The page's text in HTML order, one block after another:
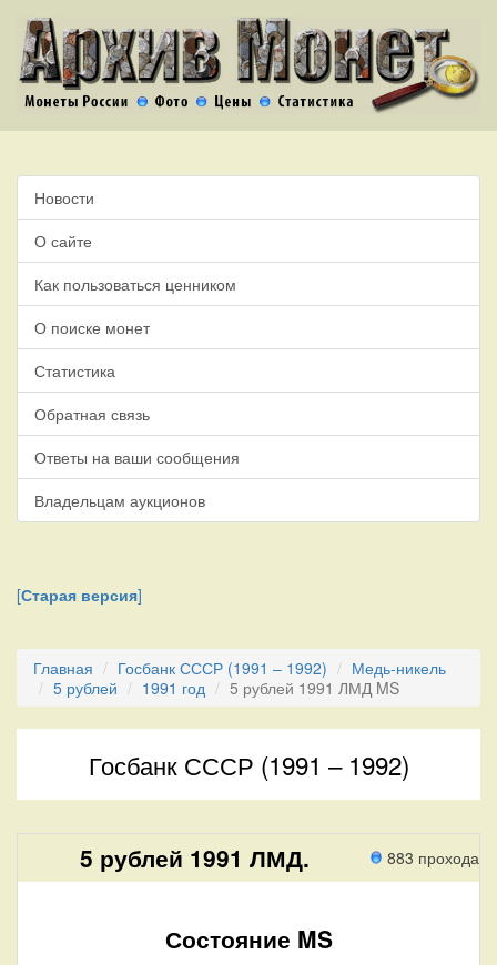
Новости
О сайте
Как пользоваться ценником
О поиске монет
Статистика
Обратная связь
Ответы на ваши сообщения
Владельцам аукционов
[Старая версия]
Главная Госбанк СССР (1991 – 1992)
Медь-никель
5 рублей
1991 год 5 рублей 1991 ЛМД MS
Госбанк СССР (1991 – 1992)
883 прохода
5 рублей 1991 ЛМД.
Состояние MS